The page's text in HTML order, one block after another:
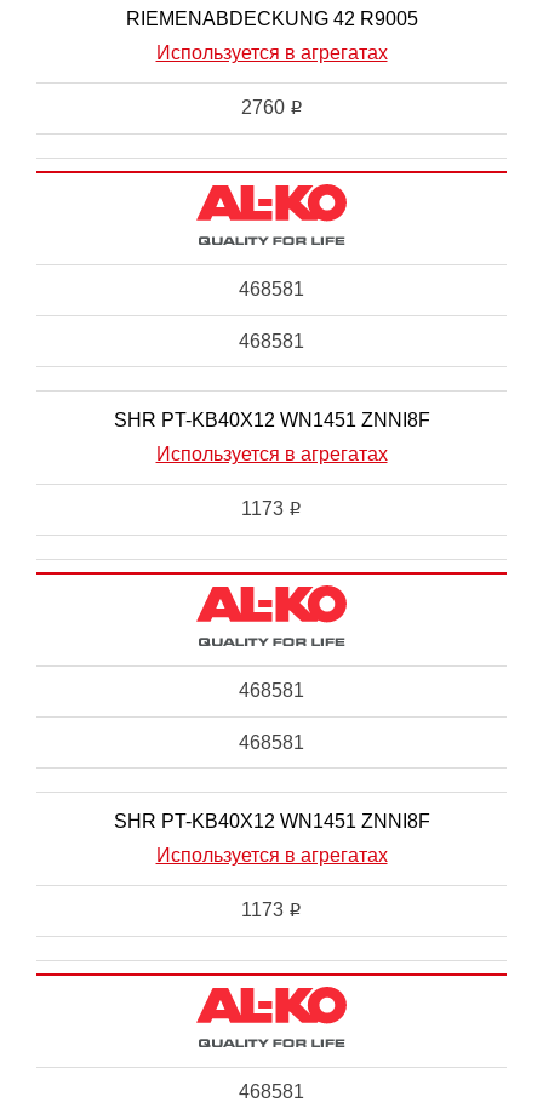
RIEMENABDECKUNG 42 R9005
Используется в агрегатах
2760 i
468581
468581
SHR PT-KB40X12 WN1451 ZNNI8F
Используется в агрегатах
1173 i
468581
468581
SHR PT-KB40X12 WN1451 ZNNI8F
Используется в агрегатах
1173 i
468581